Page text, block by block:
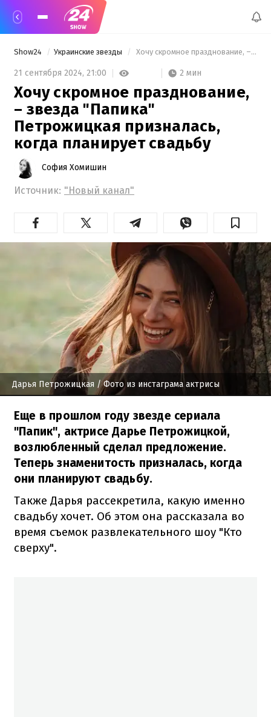
Show24 Украинские звезды Хочу скромное празднование, – звезда "Папика" Петрожицкая призналась, когда планирует свадьбу
21 сентября 2024, 21:00 2 мин
Хочу скромное празднование,
– звезда "Папика"
Петрожицкая призналась,
когда планирует свадьбу
София Хомишин
Источник: "Новый канал"
Дарья Петрожицкая / Фото из инстаграма актрисы
Еще в прошлом году звезде сериала
"Папик", актрисе Дарье Петрожицкой,
возлюбленный сделал предложение.
Теперь знаменитость призналась, когда
они планируют свадьбу.
Также Дарья рассекретила, какую именно
свадьбу хочет. Об этом она рассказала во
время съемок развлекательного шоу "Кто
сверху".